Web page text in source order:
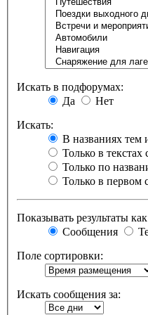
Искать в подфорумах:
Да
Нет
Искать:
В названиях тем
Только в
Только по
Только в первом
Показывать результаты
Сообщения
Поле сортировки:
Искать сообщения за: